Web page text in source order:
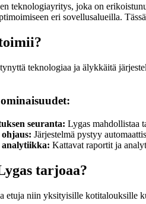
teknologiayritys, joka on
eri sovellusalueilla.
teknologiaa ja älykkäitä
seuranta: Lygas mahdollistaa
Järjestelmä pystyy
Kattavat raportit ja
tarjoaa?
etuja niin yksityisille kotitalouksille